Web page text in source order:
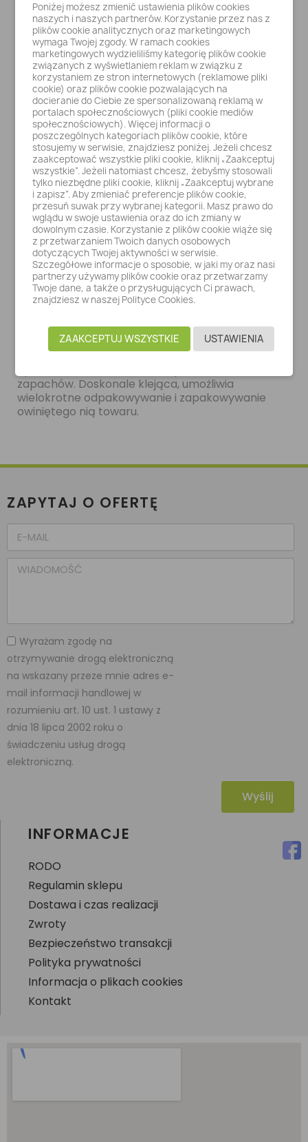
Stan magazynowy:1
Indeks 2092
FOLIA SPOŻYWCZA PVC MF-160 450/1250 5,56 kg
żółta
Dodaj do koszyka
Więcej informacji
Folia PVC wykorzystywana jest do pakowania
produktów spożywczych (m.in. wędlin, ryb,
nabiału, pieczywa, warzyw, owoców). Po
nałożeniu na poziomy dyspenser z ucinarką
towaru, który wymaga ochrony przed
zabrudzeniem lub wyschnięciem. Zapobiega
przedostawaniu się wilgoci z wewnątrz
zapachów. Doskonale klejąca, umożliwia
wielokrotne odpakowywanie i zapakowywanie
owiniętego nią towaru.
ZAPYTAJ O OFERTĘ
Wyrażam zgodę na
otrzymywanie drogą elektroniczną
na wskazany przeze mnie adres e-
mail informacji handlowej w
rozumieniu art. 10 ust. 1 ustawy z
dnia 18 lipca 2002 roku o
świadczeniu usług drogą
elektroniczną.
Wyślij
INFORMACJE
RODO
Regulamin sklepu
Dostawa i czas realizacji
Zwroty
Bezpieczeństwo transakcji
Polityka prywatności
Informacja o plikach cookies
Kontakt
Poniżej możesz zmienić ustawienia plików cookies
naszych i naszych partnerów. Korzystanie przez nas z
plików cookie analitycznych oraz marketingowych
wymaga Twojej zgody. W ramach cookies
marketingowych wydzieliliśmy kategorię plików cookie
związanych z wyświetlaniem reklam w związku z
korzystaniem ze stron internetowych (reklamowe pliki
cookie) oraz plików cookie pozwalających na
docieranie do Ciebie ze spersonalizowaną reklamą w
portalach społecznościowych (pliki cookie mediów
społecznościowych). Więcej informacji o
poszczególnych kategoriach plików cookie, które
stosujemy w serwisie, znajdziesz poniżej. Jeżeli chcesz
zaakceptować wszystkie pliki cookie, kliknij „Zaakceptuj
wszystkie”. Jeżeli natomiast chcesz, żebyśmy stosowali
tylko niezbędne pliki cookie, kliknij „Zaakceptuj wybrane
i zapisz”. Aby zmieniać preferencje plików cookie,
przesuń suwak przy wybranej kategorii. Masz prawo do
wglądu w swoje ustawienia oraz do ich zmiany w
dowolnym czasie. Korzystanie z plików cookie wiąże się
z przetwarzaniem Twoich danych osobowych
dotyczących Twojej aktywności w serwisie.
Szczegółowe informacje o sposobie, w jaki my oraz nasi
partnerzy używamy plików cookie oraz przetwarzamy
Twoje dane, a także o przysługujących Ci prawach,
znajdziesz w naszej Polityce Cookies.
USTAWIENIA
ZAAKCEPTUJ WSZYSTKIE